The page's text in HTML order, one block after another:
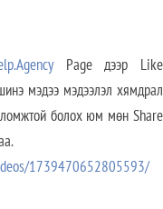
Page дээр Like
мэдээ мэдээлэл хямдрал
болох юм мөн Share
1739470652805593/